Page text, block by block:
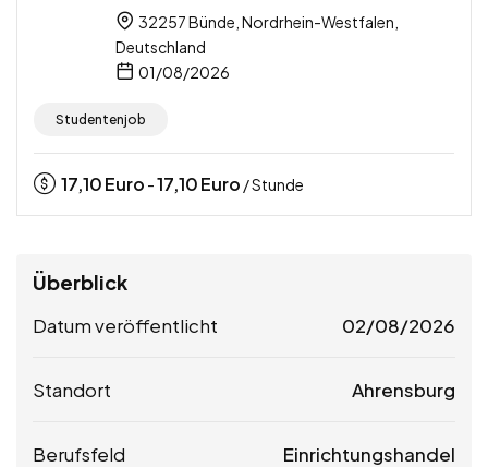
32257 Bünde, Nordrhein-Westfalen,
Deutschland
01/08/2026
Studentenjob
17,10Euro -17,10Euro / Stunde
Überblick
Datum veröffentlicht 02/08/2026
Standort Ahrensburg
Berufsfeld Einrichtungshandel